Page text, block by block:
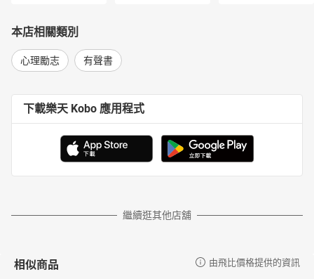
本店相關類別
心理勵志 有聲書
下載樂天 Kobo 應用程式
繼續逛其他店舖
相似商品 由飛比價格提供的資訊